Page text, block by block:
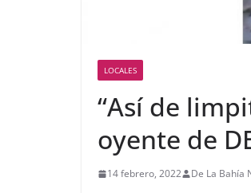
LOCALES
“Así de
oyente de
14 febrero, 2022 De La Bahía